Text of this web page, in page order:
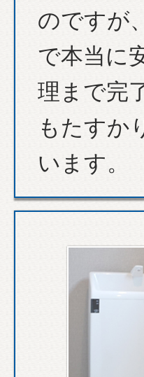
のですが
で本当に
理まで完
もたすか
います。